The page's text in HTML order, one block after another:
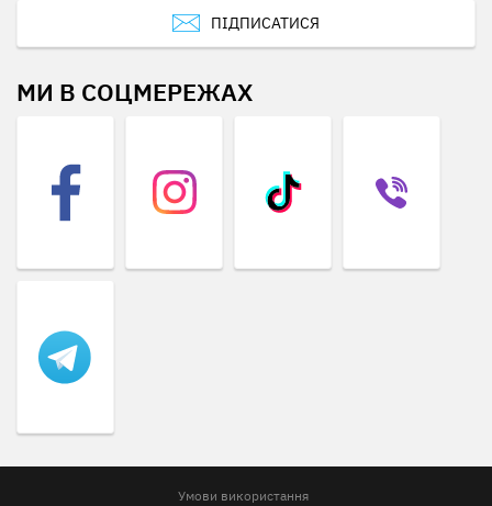
ПІДПИСАТИСЯ
МИ В СОЦМЕРЕЖАХ
Умови використання